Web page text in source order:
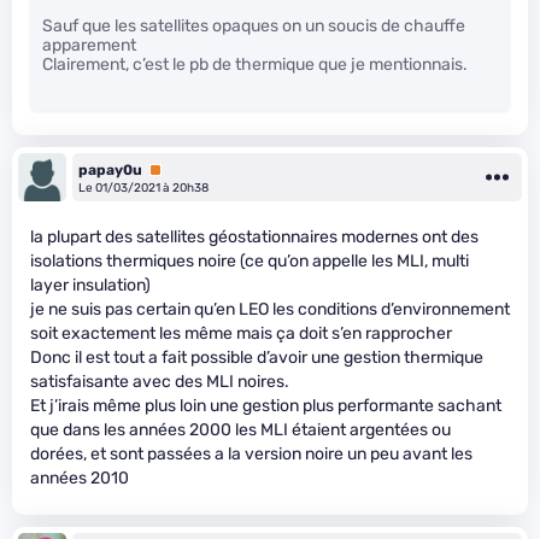
Sauf que les satellites opaques on un soucis de chauffe
apparement
Clairement, c’est le pb de thermique que je mentionnais.
papay0u
Premium
Le 01/03/2021 à 20h38
la plupart des satellites géostationnaires modernes ont des
isolations thermiques noire (ce qu’on appelle les MLI, multi
layer insulation)
je ne suis pas certain qu’en LEO les conditions d’environnement
soit exactement les même mais ça doit s’en rapprocher
Donc il est tout a fait possible d’avoir une gestion thermique
satisfaisante avec des MLI noires.
Et j’irais même plus loin une gestion plus performante sachant
que dans les années 2000 les MLI étaient argentées ou
dorées, et sont passées a la version noire un peu avant les
années 2010